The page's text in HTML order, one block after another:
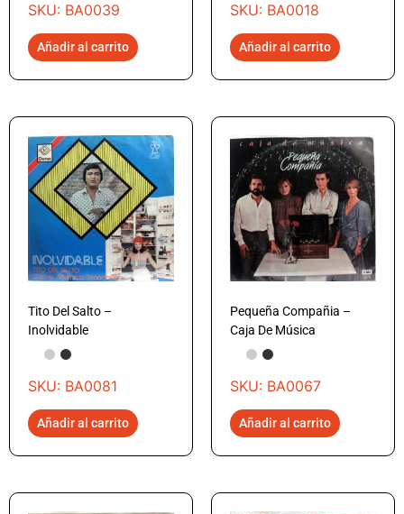
SKU: BA0039
Añadir al carrito
SKU: BA0018
Añadir al carrito
Tito Del Salto –
Inolvidable
SKU: BA0081
Añadir al carrito
Pequeña Compañia –
Caja De Música
SKU: BA0067
Añadir al carrito